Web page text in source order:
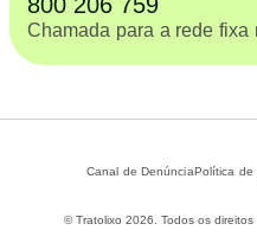
Chamada para a rede fixa
© Tratolixo 2026. Todos os
Canal de DenúnciaPolítica de